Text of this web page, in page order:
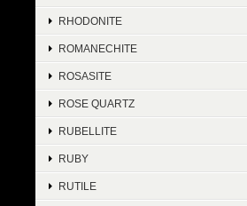
RHODONITE
ROMANECHITE
ROSASITE
ROSE QUARTZ
RUBELLITE
RUBY
RUTILE